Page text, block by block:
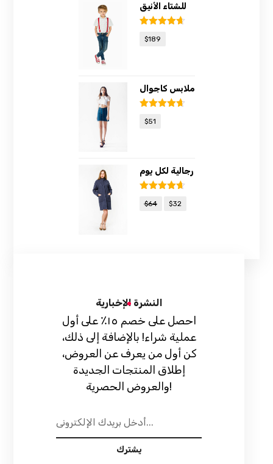
للشتاء الأنيق
out of 5
$189
ملابس كاجوال
out of 5
$51
رجالية لكل يوم
out of 5
$64 $32
النشرة الإخبارية
احصل على خصم ١٥٪ على أول
عملية شراء! بالإضافة إلى ذلك،
كن أول من يعرف عن العروض،
إطلاق المنتجات الجديدة
والعروض الحصرية!
يشترك